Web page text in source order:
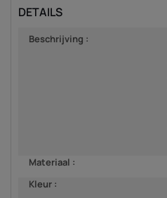
DETAILS
Beschrijving :
Materiaal :
Kleur :